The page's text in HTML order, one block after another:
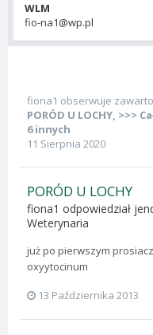
WLM
fio-na1@wp.pl
fiona1 obserwuje
PORÓD U LOCHY, >>>
6 innych
11 Sierpnia 2020
PORÓD U LOCHY
fiona1 odpowiedział
Weterynaria
już po pierwszym
oxyytocinum
13 Października 2013